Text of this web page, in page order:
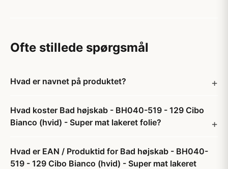
Ofte stillede spørgsmål
Hvad er navnet på produktet?
Hvad koster Bad højskab - BH040-519 - 129 Cibo
Bianco (hvid) - Super mat lakeret folie?
Hvad er EAN / Produktid for Bad højskab - BH040-
519 - 129 Cibo Bianco (hvid) - Super mat lakeret